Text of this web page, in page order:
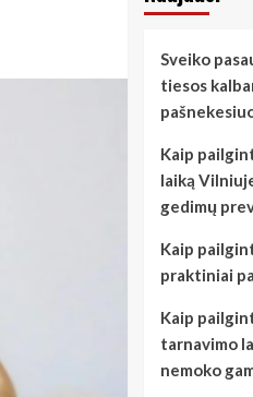
Sveiko
tiesos
Kaip
laiką
gedimų
Kaip
praktiniai
Kaip
tarnavimo
nemoko